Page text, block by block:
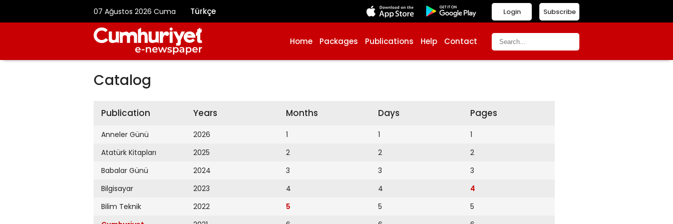
07 Ağustos 2026 Cuma Türkçe Subscribe
Login
Home Packages Publications Help Contact
Catalog
Publication
Anneler Günü
Atatürk Kitapları
Babalar Günü
Bilgisayar
Bilim Teknik
Years
2026
2025
2024
2023
2022
Months
1
2
3
4
5
Days
1
2
3
4
5
Pages
1
2
3
4
5